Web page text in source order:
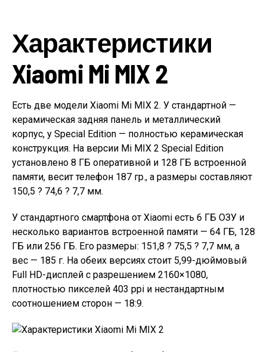
Характеристики
Xiaomi Mi MIX 2
Есть две модели Xiaomi Mi MIX 2. У стандартной —
керамическая задняя панель и металлический
корпус, у Special Edition — полностью керамическая
конструкция. На версии Mi MIX 2 Special Edition
установлено 8 ГБ оперативной и 128 ГБ встроенной
памяти, весит телефон 187 гр., а размеры составляют
150,5 ? 74,6 ? 7,7 мм.
У стандартного смартфона от Xiaomi есть 6 ГБ ОЗУ и
несколько вариантов встроенной памяти — 64 ГБ, 128
ГБ или 256 ГБ. Его размеры: 151,8 ? 75,5 ? 7,7 мм, а
вес — 185 г. На обеих версиях стоит 5,99-дюймовый
Full HD-дисплей с разрешением 2160×1080,
плотностью пикселей 403 ppi и нестандартным
соотношением сторон — 18:9.